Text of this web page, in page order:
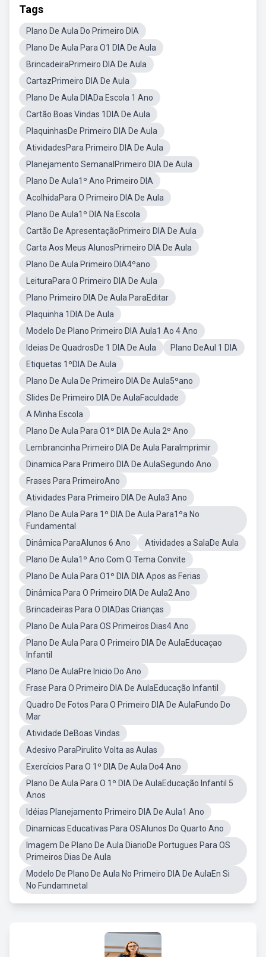
Tags
Plano De Aula Do Primeiro DIA
Plano De Aula Para O1 DIA De Aula
BrincadeiraPrimeiro DIA De Aula
CartazPrimeiro DIA De Aula
Plano De Aula DIADa Escola 1 Ano
Cartão Boas Vindas 1DIA De Aula
PlaquinhasDe Primeiro DIA De Aula
AtividadesPara Primeiro DIA De Aula
Planejamento SemanalPrimeiro DIA De Aula
Plano De Aula1º Ano Primeiro DIA
AcolhidaPara O Primeiro DIA De Aula
Plano De Aula1º DIA Na Escola
Cartão De ApresentaçãoPrimeiro DIA De Aula
Carta Aos Meus AlunosPrimeiro DIA De Aula
Plano De Aula Primeiro DIA4ºano
LeituraPara O Primeiro DIA De Aula
Plano Primeiro DIA De Aula ParaEditar
Plaquinha 1DIA De Aula
Modelo De Plano Primeiro DIA Aula1 Ao 4 Ano
Ideias De QuadrosDe 1 DIA De Aula
Plano DeAul 1 DIA
Etiquetas 1ºDIA De Aula
Plano De Aula De Primeiro DIA De Aula5ºano
Slides De Primeiro DIA De AulaFaculdade
A Minha Escola
Plano De Aula Para O1º DIA De Aula 2º Ano
Lembrancinha Primeiro DIA De Aula ParaImprimir
Dinamica Para Primeiro DIA De AulaSegundo Ano
Frases Para PrimeiroAno
Atividades Para Primeiro DIA De Aula3 Ano
Plano De Aula Para 1º DIA De Aula Para1ºa No
Fundamental
Dinâmica ParaAlunos 6 Ano
Atividades a SalaDe Aula
Plano De Aula1º Ano Com O Tema Convite
Plano De Aula Para O1º DIA DIA Apos as Ferias
Dinâmica Para O Primeiro DIA De Aula2 Ano
Brincadeiras Para O DIADas Crianças
Plano De Aula Para OS Primeiros Dias4 Ano
Plano De Aula Para O Primeiro DIA De AulaEducaçao
Infantil
Plano De AulaPre Inicio Do Ano
Frase Para O Primeiro DIA De AulaEducação Infantil
Quadro De Fotos Para O Primeiro DIA De AulaFundo Do
Mar
Atividade DeBoas Vindas
Adesivo ParaPirulito Volta as Aulas
Exercícios Para O 1º DIA De Aula Do4 Ano
Plano De Aula Para O 1º DIA De AulaEducação Infantil 5
Anos
Idéias Planejamento Primeiro DIA De Aula1 Ano
Dinamicas Educativas Para OSAlunos Do Quarto Ano
Imagem De Plano De Aula DiarioDe Portugues Para OS
Primeiros Dias De Aula
Modelo De Plano De Aula No Primeiro DIA De AulaEn Si
No Fundamnetal